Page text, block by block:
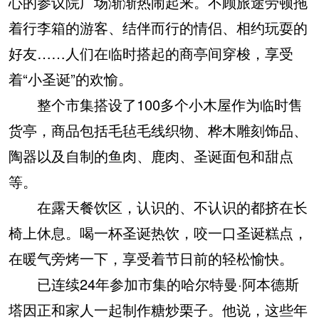
着行李箱的游客、结伴而行的情侣、相约玩耍的
好友……人们在临时搭起的商亭间穿梭，享受
着“小圣诞”的欢愉。
整个市集搭设了100多个小木屋作为临时售
货亭，商品包括毛毡毛线织物、桦木雕刻饰品、
陶器以及自制的鱼肉、鹿肉、圣诞面包和甜点
等。
在露天餐饮区，认识的、不认识的都挤在长
椅上休息。喝一杯圣诞热饮，咬一口圣诞糕点，
在暖气旁烤一下，享受着节日前的轻松愉快。
已连续24年参加市集的哈尔特曼·阿本德斯
塔因正和家人一起制作糖炒栗子。他说，这些年